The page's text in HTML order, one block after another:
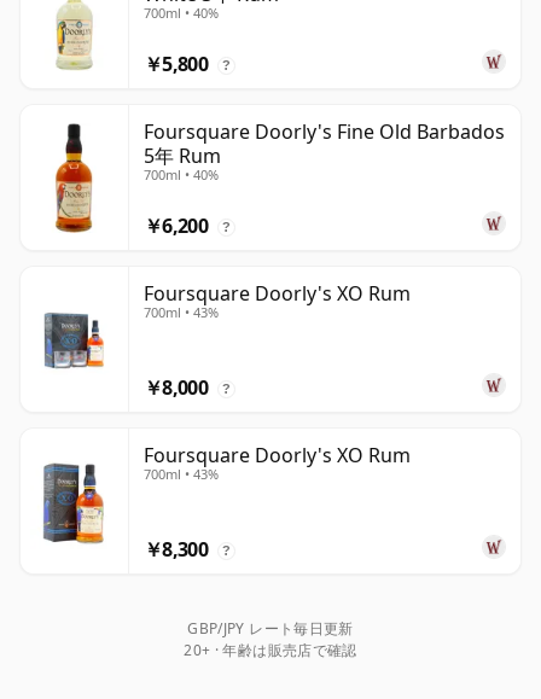
700ml • 40%
￥5,800 ?
Foursquare Doorly's Fine Old Barbados
5年 Rum
700ml • 40%
￥6,200 ?
Foursquare Doorly's XO Rum
700ml • 43%
￥8,000 ?
Foursquare Doorly's XO Rum
700ml • 43%
￥8,300 ?
GBP/JPY レート毎日更新
20+ · 年齢は販売店で確認